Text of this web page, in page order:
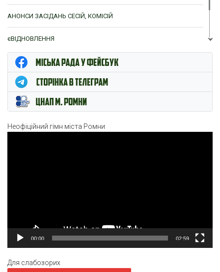
АНОНСИ ЗАСІДАНЬ СЕСІЙ, КОМІСІЙ
єВІДНОВЛЕННЯ
ЦНАП м. Ромни
Неофіційний гімн міста Ромни
00:00 02:59
Для слабозорих